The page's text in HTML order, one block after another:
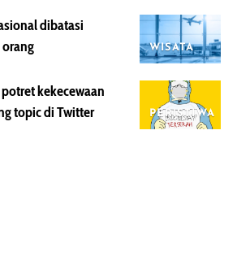
WISATA
dibatasi
PERISTIWA
kekecewaan
topic di Twitter